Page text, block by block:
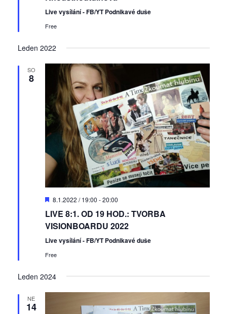
d
á
n
í
a
z
o
b
r
k
c
e
e
í
A
k
c
e
r
u
e
Live vysílání - FB/YT Podnikavé duše
Free
Leden 2022
SO
8
D
p
o
r
u
e
8.1.2022 / 19:00 -20:00
LIVE 8:1. OD 19 HOD.: TVORBA
VISIONBOARDU 2022
Live vysílání - FB/YT Podnikavé duše
Free
Leden 2024
NE
14